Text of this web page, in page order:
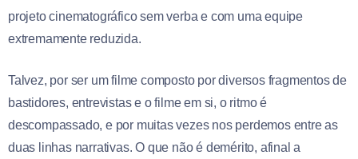
projeto cinematográfico sem verba e com uma equipe
extremamente reduzida.
Talvez, por ser um filme composto por diversos fragmentos de
bastidores, entrevistas e o filme em si, o ritmo é
descompassado, e por muitas vezes nos perdemos entre as
duas linhas narrativas. O que não é demérito, afinal a